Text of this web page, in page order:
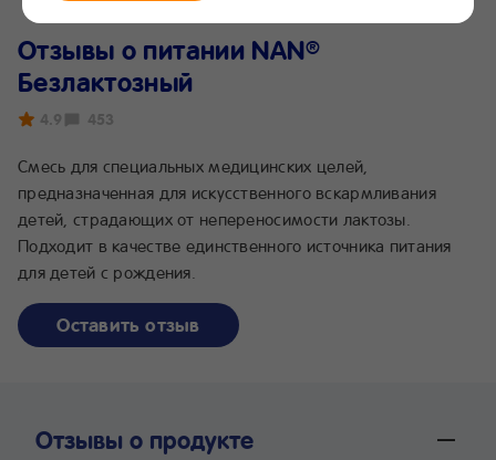
Отзывы о питании NAN®
Безлактозный
4.9 453
Смесь для специальных медицинских целей,
предназначенная для искусственного вскармливания
детей, страдающих от непереносимости лактозы.
Подходит в качестве единственного источника питания
для детей с рождения.
Оставить отзыв
Отзывы о продукте